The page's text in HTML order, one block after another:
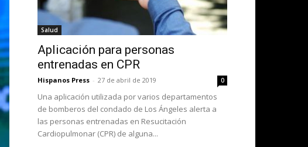
Salud
Aplicación para personas
entrenadas en CPR
Hispanos Press - 27 de abril de 2019 0
Una aplicación utilizada por varios departamentos
de bomberos del condado de Los Ángeles alerta a
las personas entrenadas en Resucitación
Cardiopulmonar (CPR) de alguna...